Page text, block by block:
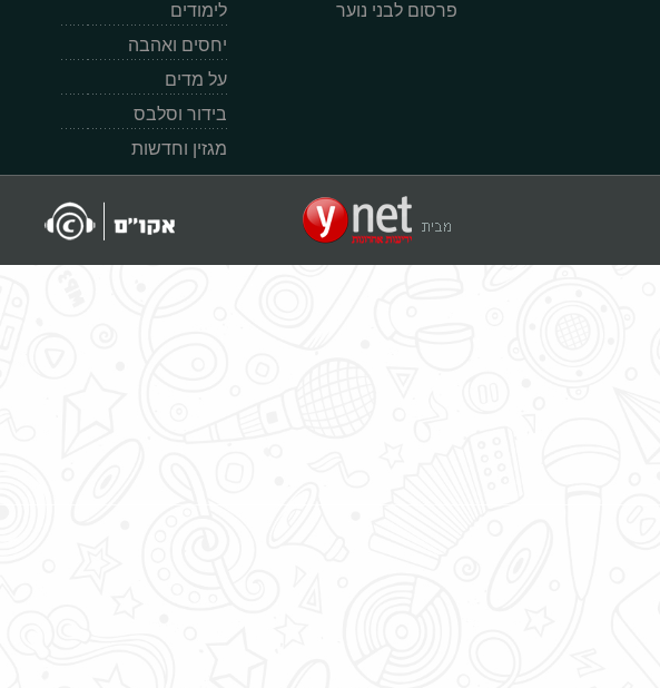
פרסום לבני נוער
לימודים
יחסים ואהבה
על מדים
בידור וסלבס
מגזין וחדשות